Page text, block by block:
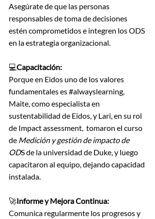
Asegúrate de que las personas
responsables de toma de decisiones
estén comprometidos e integren los ODS
en la estrategia organizacional.
💻Capacitación:
Porque en Eidos uno de los valores
fundamentales es #alwayslearning,
Maite, como especialista en
sustentabilidad de Eidos, y Lari, en su rol
de Impact assessment,  tomaron el curso
de Medición y gestión de impacto de
ODS de la universidad de Duke, y luego
capacitaron al equipo, dejando capacidad
instalada.
🚀Informe y Mejora Continua:
Comunica regularmente los progresos y